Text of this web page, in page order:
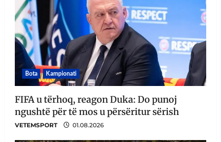
Bota Kampionati
FIFA u tërhoq, reagon Duka: Do punoj
ngushtë për të mos u përsëritur sërish
VETEMSPORT 01.08.2026